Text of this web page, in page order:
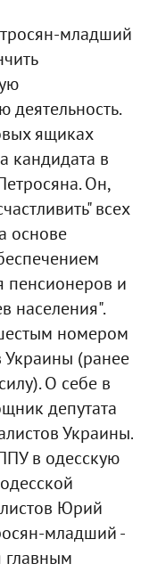
младший
деятельность.
ящиках
кандидата в
Он,
всех
основе
пенсионеров и
населения".
номером
Украины (ранее
О себе в
депутата
Украины.
в одесскую
Юрий
младший -
главным